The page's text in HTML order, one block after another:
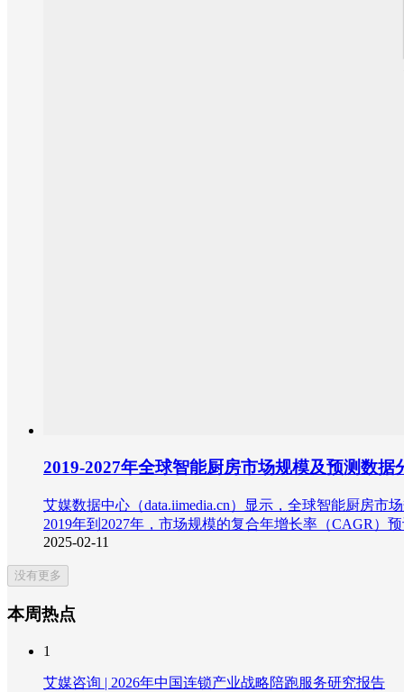
2019-2027年全球智能厨房市场规模及预测数据
艾媒数据中心（data.iimedia.cn）显示，全球智能厨房
2019年到2027年，市场规模的复合年增长率（CAGR）
2025-02-11
没有更多
本周热点
1
艾媒咨询 | 2026年中国连锁产业战略陪跑服务研究报告